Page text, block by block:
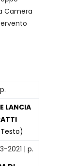
Camera
LANCIA
2021 | p.